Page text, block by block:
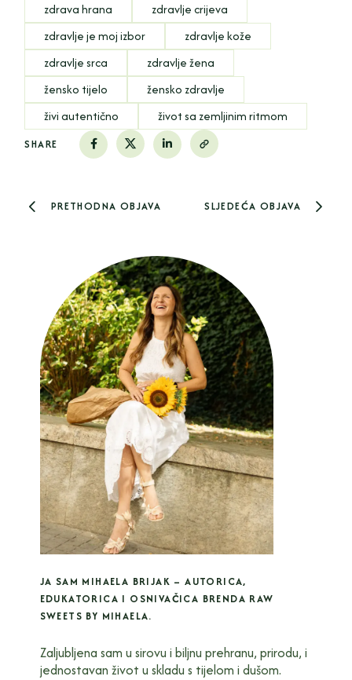
zdrava hrana
zdravlje crijeva
zdravlje je moj izbor
zdravlje kože
zdravlje srca
zdravlje žena
žensko tijelo
žensko zdravlje
živi autentično
život sa zemljinim ritmom
SHARE
PRETHODNA OBJAVA SLJEDEĆA OBJAVA
JA SAM MIHAELA BRIJAK – AUTORICA,
EDUKATORICA I OSNIVAČICA BRENDA RAW
SWEETS BY MIHAELA.
Zaljubljena sam u sirovu i biljnu prehranu, prirodu, i
jednostavan život u skladu s tijelom i dušom.